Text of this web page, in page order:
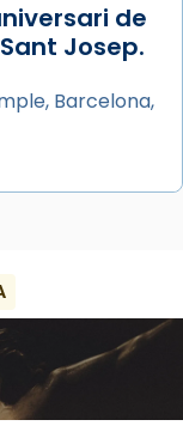
en una obra
Iluro.
de
Josep.
Barcelona,